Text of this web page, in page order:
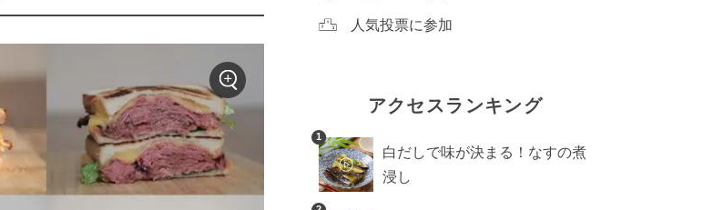
人気投票に参加
アクセスランキング
1
白だしで味が決まる！なすの煮
浸し